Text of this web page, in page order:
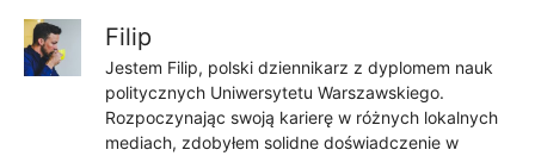
Filip
Jestem Filip, polski dziennikarz z dyplomem nauk
politycznych Uniwersytetu Warszawskiego.
Rozpoczynając swoją karierę w różnych lokalnych
mediach, zdobyłem solidne doświadczenie w